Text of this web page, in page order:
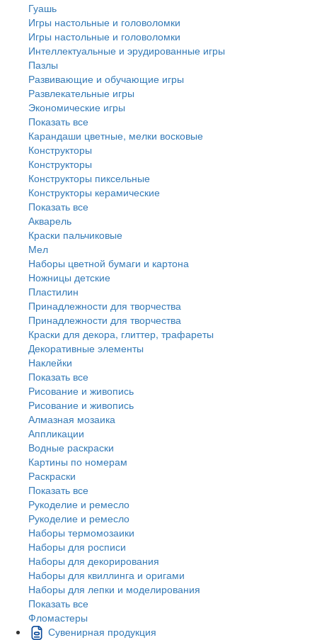
Гуашь
Игры настольные и головоломки
Игры настольные и головоломки
Интеллектуальные и эрудированные игры
Пазлы
Развивающие и обучающие игры
Развлекательные игры
Экономические игры
Показать все
Карандаши цветные, мелки восковые
Конструкторы
Конструкторы
Конструкторы пиксельные
Конструкторы керамические
Показать все
Акварель
Краски пальчиковые
Мел
Наборы цветной бумаги и картона
Ножницы детские
Пластилин
Принадлежности для творчества
Принадлежности для творчества
Краски для декора, глиттер, трафареты
Декоративные элементы
Наклейки
Показать все
Рисование и живопись
Рисование и живопись
Алмазная мозаика
Аппликации
Водные раскраски
Картины по номерам
Раскраски
Показать все
Рукоделие и ремесло
Рукоделие и ремесло
Наборы термомозаики
Наборы для росписи
Наборы для декорирования
Наборы для квиллинга и оригами
Наборы для лепки и моделирования
Показать все
Фломастеры
Сувенирная продукция